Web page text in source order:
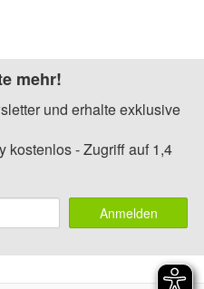
mehr!
und erhalte exklusive
kostenlos - Zugriff auf 1,4
Anmelden